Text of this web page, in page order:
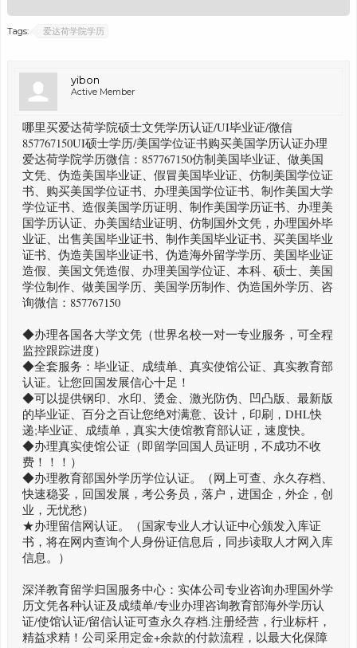
Tags: 爱达荷学院学历
yibon
Active Member
哪里买爱达荷学院硕士文凭学历认证/UI毕业证/微信
857767150UI硕士学历/美国学位证书购买美国学历认证办理
爱达荷学院学历微信：857767150仿制美国毕业证、做美国
文凭、伪造美国毕业证、假冒美国毕业证、仿制美国学位证
书、购买美国学位证书、办理美国学位证书、制作美国大学
学位证书、造假美国学历证明、制作美国学历证书、办理美
国学历认证、办美国结业证明、仿制国外文凭，办理国外毕
业证、出售美国毕业证书、制作美国毕业证书、买美国毕业
证书、伪造美国毕业证书、伪造海外留学学历、美国毕业证
造假、美国文凭造假、办理美国学位证、本科、硕士、美国
学位制作、做美国学历、美国学历制作、伪造国外学历、咨
询微信：857767150
◆办理各国各大学文凭（世界名校一对一专业服务，可全程
监控跟踪进度）
◆全套服务：毕业证、成绩单、真实使馆公证、真实教育部
认证。让您回国发展信心十足！
◆可以提供钢印、水印、烫金、激光防伪、凹凸版、最新版
的毕业证、百分之百让您绝对满意、设计，印刷，DHL快
递;毕业证、成绩单，真实大使馆教育部认证，速度快。
◆办理真实使馆公证（即留学回国人员证明，不成功不收
费！！！）
◆办理教育部国外学历学位认证。（网上可查、永久存档、
快速稳妥，回国发展，考公务员，落户，进国企，外企，创
业，无忧愁）
★办理留信网认证。（国家专业人才认证中心颁发入库证
书，将在网内查询个人身份证信息后，同步读取人才网入库
信息。）
深洋教育留学归国服务中心：实体公司专业咨询办理国外学
历文凭各种认证及成绩单/专业办理咨询教育部海外学历认
证/使馆认证/留信认证可查永久存档.注册经营，行业标杆，
精益求精！公司采用定金+余款的付款流程，以最大化保障